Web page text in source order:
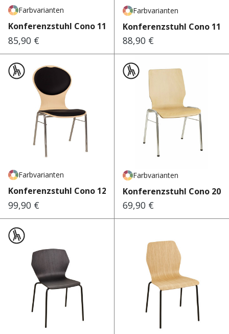
Farbvarianten
Konferenzstuhl Cono 110
Regulärer Preis:
85,90 €
Farbvarianten
Konferenzstuhl Cono 111
Regulärer Preis:
88,90 €
Farbvarianten
Konferenzstuhl Cono 120
Regulärer Preis:
99,90 €
Farbvarianten
Konferenzstuhl Cono 200
Regulärer Preis:
69,90 €